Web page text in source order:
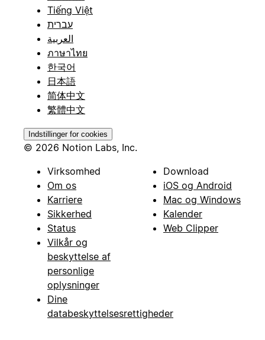
Tiếng Việt
עברית
العربية
ภาษาไทย
한국어
日本語
简体中文
繁體中文
Indstillinger for cookies
© 2026 Notion Labs, Inc.
Virksomhed
Om os
Karriere
Sikkerhed
Status
Vilkår og
beskyttelse af
personlige
oplysninger
Dine
databeskyttelsesrettigheder
Download
iOS og Android
Mac og Windows
Kalender
Web Clipper